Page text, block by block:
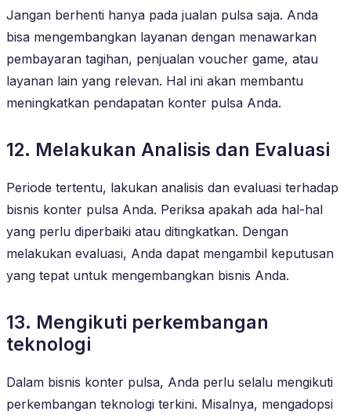
Jangan berhenti hanya pada jualan pulsa saja. Anda
bisa mengembangkan layanan dengan menawarkan
pembayaran tagihan, penjualan voucher game, atau
layanan lain yang relevan. Hal ini akan membantu
meningkatkan pendapatan konter pulsa Anda.
12. Melakukan Analisis dan Evaluasi
Periode tertentu, lakukan analisis dan evaluasi terhadap
bisnis konter pulsa Anda. Periksa apakah ada hal-hal
yang perlu diperbaiki atau ditingkatkan. Dengan
melakukan evaluasi, Anda dapat mengambil keputusan
yang tepat untuk mengembangkan bisnis Anda.
13. Mengikuti perkembangan
teknologi
Dalam bisnis konter pulsa, Anda perlu selalu mengikuti
perkembangan teknologi terkini. Misalnya, mengadopsi